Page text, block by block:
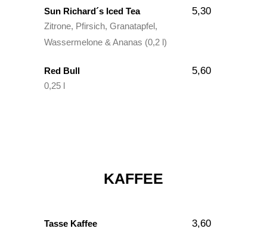
Sun Richard´s Iced Tea 5,30
Zitrone, Pfirsich, Granatapfel,
Wassermelone & Ananas (0,2 l)
Red Bull 5,60
0,25 l
KAFFEE
Tasse Kaffee 3,60